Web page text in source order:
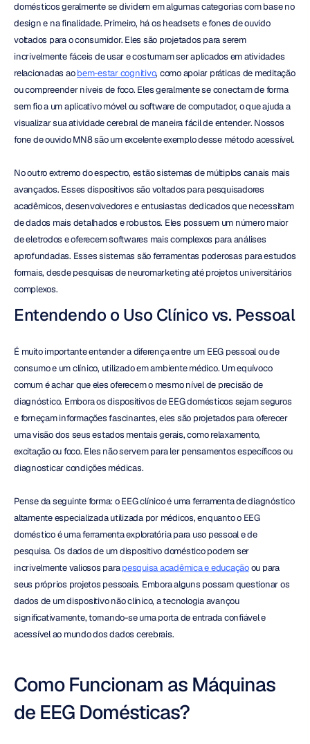
domésticos geralmente se dividem em algumas categorias com base no
design e na finalidade. Primeiro, há os headsets e fones de ouvido
voltados para o consumidor. Eles são projetados para serem
incrivelmente fáceis de usar e costumam ser aplicados em atividades
relacionadas ao bem-estar cognitivo, como apoiar práticas de meditação
ou compreender níveis de foco. Eles geralmente se conectam de forma
sem fio a um aplicativo móvel ou software de computador, o que ajuda a
visualizar sua atividade cerebral de maneira fácil de entender. Nossos
fone de ouvido MN8 são um excelente exemplo desse método acessível.
No outro extremo do espectro, estão sistemas de múltiplos canais mais
avançados. Esses dispositivos são voltados para pesquisadores
acadêmicos, desenvolvedores e entusiastas dedicados que necessitam
de dados mais detalhados e robustos. Eles possuem um número maior
de eletrodos e oferecem softwares mais complexos para análises
aprofundadas. Esses sistemas são ferramentas poderosas para estudos
formais, desde pesquisas de neuromarketing até projetos universitários
complexos.
Entendendo o Uso Clínico vs. Pessoal
É muito importante entender a diferença entre um EEG pessoal ou de
consumo e um clínico, utilizado em ambiente médico. Um equívoco
comum é achar que eles oferecem o mesmo nível de precisão de
diagnóstico. Embora os dispositivos de EEG domésticos sejam seguros
e forneçam informações fascinantes, eles são projetados para oferecer
uma visão dos seus estados mentais gerais, como relaxamento,
excitação ou foco. Eles não servem para ler pensamentos específicos ou
diagnosticar condições médicas.
Pense da seguinte forma: o EEG clínico é uma ferramenta de diagnóstico
altamente especializada utilizada por médicos, enquanto o EEG
doméstico é uma ferramenta exploratória para uso pessoal e de
pesquisa. Os dados de um dispositivo doméstico podem ser
incrivelmente valiosos para pesquisa acadêmica e educação ou para
seus próprios projetos pessoais. Embora alguns possam questionar os
dados de um dispositivo não clínico, a tecnologia avançou
significativamente, tornando-se uma porta de entrada confiável e
acessível ao mundo dos dados cerebrais.
Como Funcionam as Máquinas
de EEG Domésticas?